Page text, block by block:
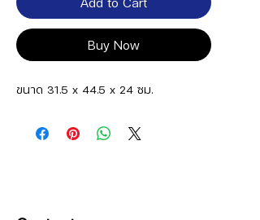
Buy Now
ขนาด 31.5 x 44.5 x 24 ซม.